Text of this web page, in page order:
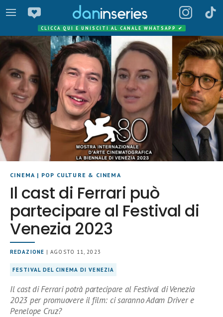
CLICCA QUI E UNISCITI AL CANALE WHATSAPP ✔
CINEMA | POP CULTURE & CINEMA
Il cast di Ferrari può
partecipare al Festival di
Venezia 2023
REDAZIONE | AGOSTO 11, 2023
FESTIVAL DEL CINEMA DI VENEZIA
Il cast di Ferrari potrà partecipare al Festival di Venezia
2023 per promuovere il film: ci saranno Adam Driver e
Penelope Cruz?